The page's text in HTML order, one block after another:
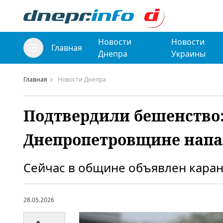
Главная
Новости
Днепра
Новости
Украины
Главная Новости Днепра
Подтвердили
Днепропетровщине
Сейчас в общине объявлен
28.05.2026